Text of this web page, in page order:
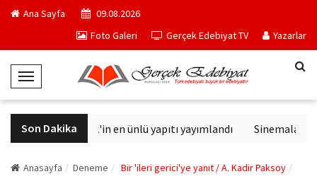
Ana Sayfa
09.08.2026
Foto Galeri
Gerçek Edebiyat TV Yazarlar
T
o
g
g
e
Son Dakika
Philip K. Dick'in en ünlü yapıtı yayımlandı Sinemalarda
Anasayfa Deneme Bir 'ileri gerici'ye yanıt / A. Kadir Paksoy